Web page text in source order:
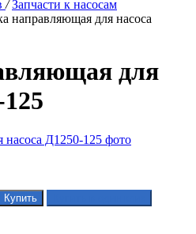
/ Запчасти к насосам
направляющая для насоса
для